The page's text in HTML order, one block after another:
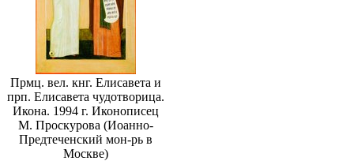
Прмц. вел. кнг. Елисавета и
прп. Елисавета чудотворица.
Икона. 1994 г. Иконописец
М. Проскурова (Иоанно-
Предтеченский мон-рь в
Москве)